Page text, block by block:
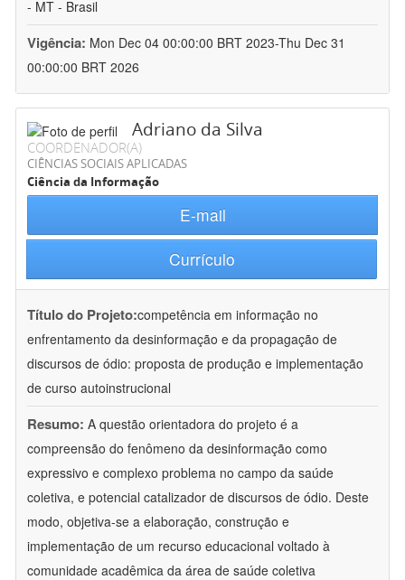
- MT - Brasil
Vigência: Mon Dec 04 00:00:00 BRT 2023-Thu Dec 31
00:00:00 BRT 2026
Adriano da Silva
COORDENADOR(A)
CIÊNCIAS SOCIAIS APLICADAS
Ciência da Informação
E-mail
Currículo
Título do Projeto:competência em informação no
enfrentamento da desinformação e da propagação de
discursos de ódio: proposta de produção e implementação
de curso autoinstrucional
Resumo: A questão orientadora do projeto é a
compreensão do fenômeno da desinformação como
expressivo e complexo problema no campo da saúde
coletiva, e potencial catalizador de discursos de ódio. Deste
modo, objetiva-se a elaboração, construção e
implementação de um recurso educacional voltado à
comunidade acadêmica da área de saúde coletiva